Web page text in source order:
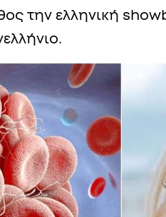
την ελληνική